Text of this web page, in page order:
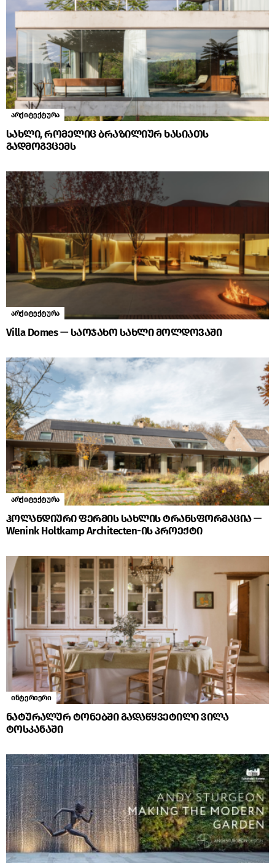
არქიტექტურა
სახლი, რომელიც ბრაზილიურ ხასიათს
გადმოგვცემს
არქიტექტურა
Villa Domes — საოჯახო სახლი მოლდოვაში
არქიტექტურა
ჰოლანდიური ფერმის სახლის ტრანსფორმაცია —
Wenink Holtkamp Architecten-ის პროექტი
ინტერიერი
ნატურალურ ტონებში გადაწყვეტილი ვილა
ტოსკანაში